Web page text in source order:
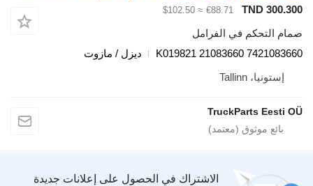
TND
€88.71
≈ $102.50
التحكم في الفرامل
K019821 21083660
ديزل / مازوت
إستونيا، Tallinn
TruckParts Eesti
الاشتراك في الحصول على إعلانات جديدة